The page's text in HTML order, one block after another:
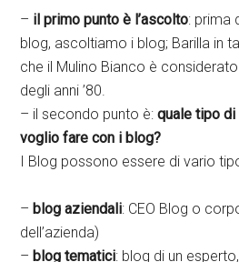
– il primo punto è l’ascolto: prima
blog, ascoltiamo i blog; Barilla in
che il Mulino Bianco è
degli anni ’80.
– il secondo punto è:quale tipo
voglio fare con i blog?
I Blog possono essere di vario
– blog aziendali: CEO Blog o
dell’azienda)
– blog tematici: blog di un